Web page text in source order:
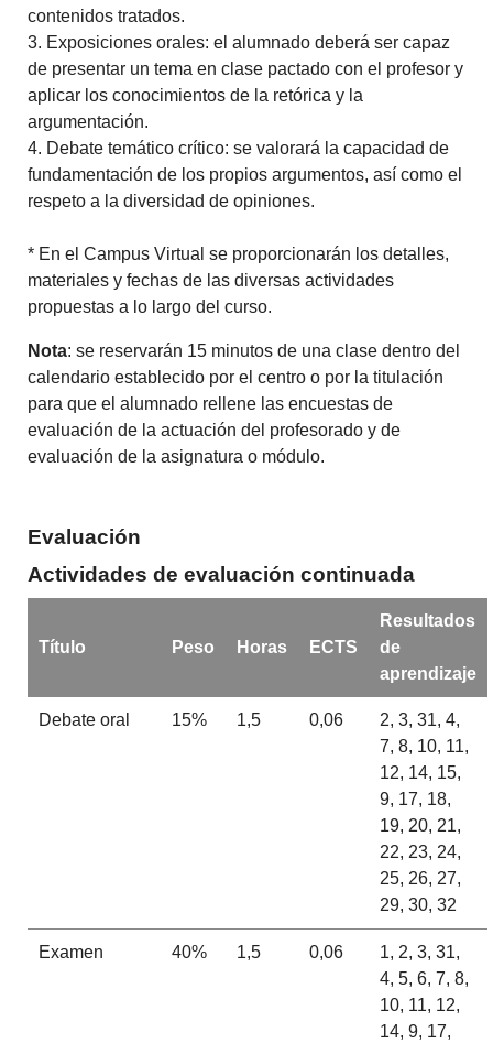
contenidos tratados.
3. Exposiciones orales: el alumnado deberá ser capaz
de presentar un tema en clase pactado con el profesor y
aplicar los conocimientos de la retórica y la
argumentación.
4. Debate temático crítico: se valorará la capacidad de
fundamentación de los propios argumentos, así como el
respeto a la diversidad de opiniones.
* En el Campus Virtual se proporcionarán los detalles,
materiales y fechas de las diversas actividades
propuestas a lo largo del curso.
Nota: se reservarán 15 minutos de una clase dentro del
calendario establecido por el centro o por la titulación
para que el alumnado rellene las encuestas de
evaluación de la actuación del profesorado y de
evaluación de la asignatura o módulo.
Evaluación
Actividades de evaluación continuada
Título Peso Horas ECTS
Resultados
de
aprendizaje
Debate oral 15% 1,5 0,06
2, 3, 31, 4,
7, 8, 10, 11,
12, 14, 15,
9, 17, 18,
19, 20, 21,
22, 23, 24,
25, 26, 27,
29, 30, 32
Examen 40% 1,5 0,06
1, 2, 3, 31,
4, 5, 6, 7, 8,
10, 11, 12,
14, 9, 17,